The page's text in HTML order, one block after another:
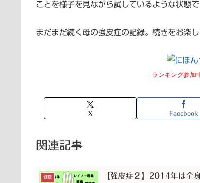
ことを様子を見ながら試しているような状態で
まだまだ続く母の強皮症の記録。続きをお楽し
ランキング参加
X Facebook
関連記事
健康
【強皮症２】2014年は全